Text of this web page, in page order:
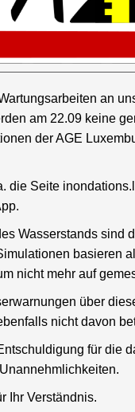
an
am 22.09 keine
der AGE
die Seite
Wasserstands sind
basieren
nicht mehr auf
über
nicht davon
für die
Ihr Verständnis.